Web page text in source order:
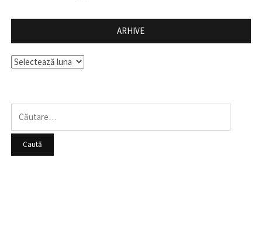
ARHIVE
Arhive